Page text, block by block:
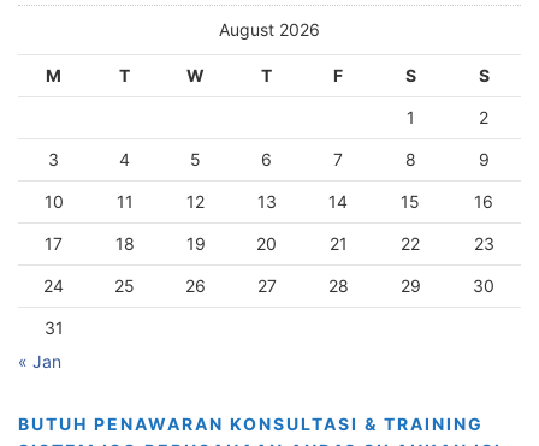
August 2026
M T W T F S S
1 2
3 4 5 6 7 8 9
10 11 12 13 14 15 16
17 18 19 20 21 22 23
24 25 26 27 28 29 30
31
« Jan
BUTUH PENAWARAN KONSULTASI & TRAINING